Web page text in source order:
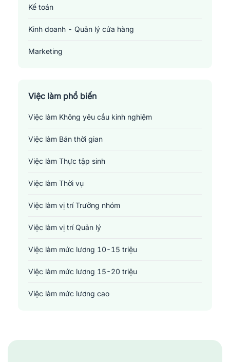
Kế toán
Kinh doanh - Quản lý cửa hàng
Marketing
Tài chính - Đầu tư - Chứng khoán
Xây dựng
Y tế - Chăm sóc sức khỏe
Việc làm phổ biến
Việc làm Không yêu cầu kinh nghiệm
Việc làm Bán thời gian
Việc làm Thực tập sinh
Việc làm Thời vụ
Việc làm vị trí Trưởng nhóm
Việc làm vị trí Quản lý
Việc làm mức lương 10-15 triệu
Việc làm mức lương 15-20 triệu
Việc làm mức lương cao